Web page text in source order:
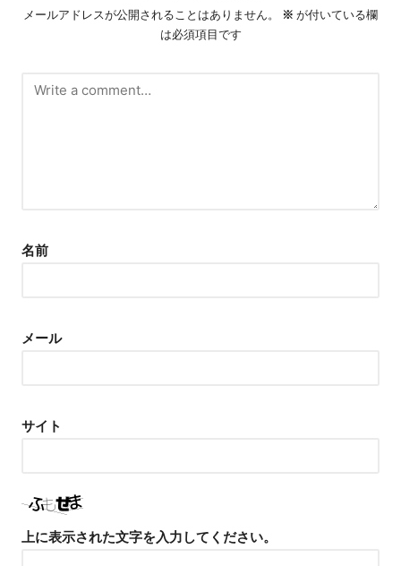
メールアドレスが公開されることはありません。 ※ が付いている欄
は必須項目です
名前
メール
サイト
上に表示された文字を入力してください。